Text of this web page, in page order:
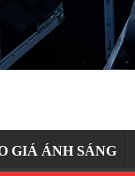
GIÁ ÁNH SÁNG